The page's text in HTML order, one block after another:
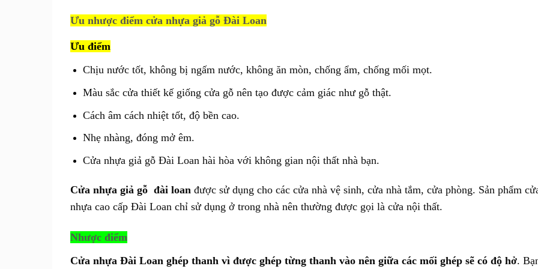
Ưu nhược điểm cửa nhựa giả gỗ Đài Loan
Ưu điểm
Chịu nước tốt, không bị ngấm nước, không ăn mòn, chống ẩm, chống mối mọt.
Màu sắc cửa thiết kế giống cửa gỗ nên tạo được cảm giác như gỗ thật.
Cách âm cách nhiệt tốt, độ bền cao.
Nhẹ nhàng, đóng mở êm.
Cửa nhựa giả gỗ Đài Loan hài hòa với không gian nội thất nhà bạn.
Cửa nhựa giả gỗ đài loan được sử dụng cho các cửa nhà vệ sinh, cửa nhà tắm, cửa phòng. Sản phẩm
nhựa cao cấp Đài Loan chỉ sử dụng ở trong nhà nên thường được gọi là cửa nội thất.
Nhược điểm
Cửa nhựa Đài Loan ghép thanh vì được ghép từng thanh vào nên giữa các mối ghép sẽ có độ hở.